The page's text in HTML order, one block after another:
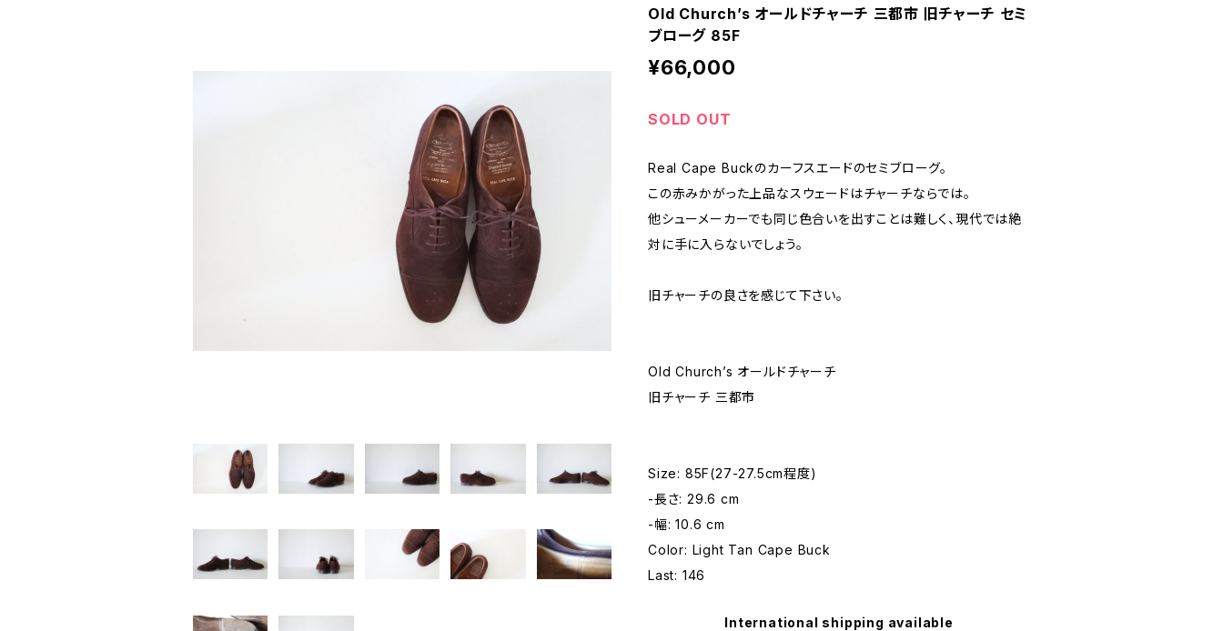
Old Church’s オールドチャーチ 三都市 旧チャーチ セミ
ブローグ 85F
¥66,000
SOLD OUT
Real Cape Buckのカーフスエードのセミブローグ。
この赤みかがった上品なスウェードはチャーチならでは。
他シューメーカーでも同じ色合いを出すことは難しく、現代では絶
対に手に入らないでしょう。
旧チャーチの良さを感じて下さい。
Old Church’s オールドチャーチ
旧チャーチ 三都市
Size: 85F(27-27.5cm程度)
-長さ: 29.6 cm
-幅: 10.6 cm
Color: Light Tan Cape Buck
Last: 146
International shipping available